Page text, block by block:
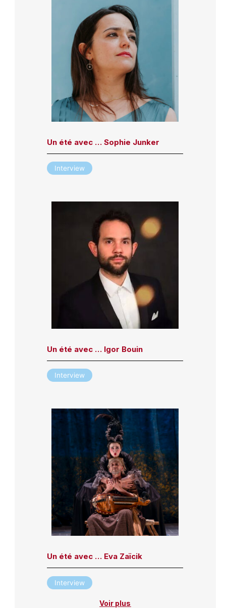
Un été avec … Sophie Junker
Interview
Un été avec … Igor Bouin
Interview
Un été avec … Eva Zaïcik
Interview
Voir plus